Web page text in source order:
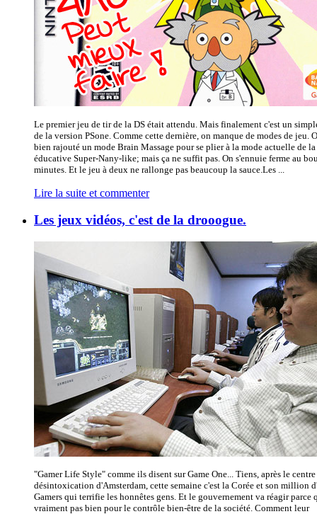
Le premier jeu de tir de la DS était attendu. Mais finalement c'est un
de la version PSone. Comme cette dernière, on manque de modes de jeu.
bien rajouté un mode Brain Massage pour se plier à la mode actuelle de
éducative Super-Nany-like; mais ça ne suffit pas. On s'ennuie ferme au
minutes. Et le jeu à deux ne rallonge pas beaucoup la sauce.Les ...
Lire la suite et commenter
Les jeux vidéos, c'est de la drooogue.
"Gamer Life Style" comme ils disent sur Game One... Tiens, après le centre
désintoxication d'Amsterdam, cette semaine c'est la Corée et son million
Gamers qui terrifie les honnêtes gens. Et le gouvernement va réagir parce
vraiment pas bien pour le contrôle bien-être de la société. Comment leur